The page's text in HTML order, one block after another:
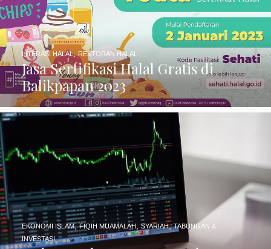
Jasa Sertifikasi Halal Gratis di
Balikpapan 2023
LITERASI HALAL, RESTORAN HALAL
EKONOMI ISLAM,FIQIH MUAMALAH , SYARIAH,TABUNGAN &
INVESTASI